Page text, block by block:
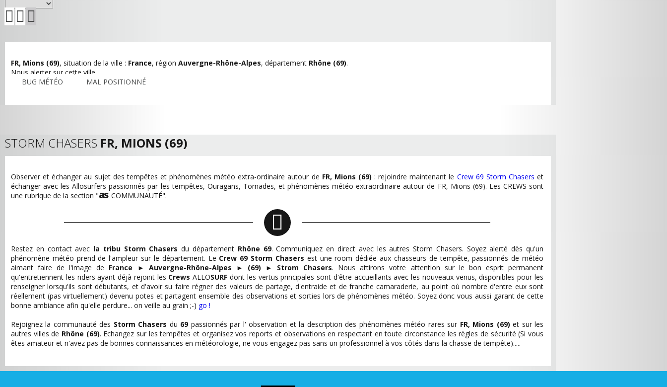
FR, Mions (69), situation de la ville : France, région Auvergne-Rhône-Alpes, département Rhône (69).
Nous alerter sur cette ville
BUG MÉTÉO
MAL POSITIONNÉ
STORM CHASERS FR, MIONS (69)
Observer et échanger au sujet des tempêtes et phénomènes météo extra-ordinaire autour de FR, Mions (69) : rejoindre maintenant le Crew 69 Storm Chasers et
échanger avec les Allosurfers passionnés par les tempêtes, Ouragans, Tornades, et phénomènes météo extraordinaire autour de FR, Mions (69). Les CREWS sont
une rubrique de la section "as COMMUNAUTÉ".
Restez en contact avec la tribu Storm Chasers du département Rhône 69. Communiquez en direct avec les autres Storm Chasers. Soyez alerté dès qu'un
phénomène météo prend de l'ampleur sur le département. Le Crew 69 Storm Chasers est une room dédiée aux chasseurs de tempête, passionnés de météo
aimant faire de l'image de France ► Auvergne-Rhône-Alpes ► (69) ► Strom Chasers. Nous attirons votre attention sur le bon esprit permanent
qu'entretiennent les riders ayant déjà rejoint les Crews ALLOSURF dont les vertus principales sont d'être accueillants avec les nouveaux venus, disponibles pour les
renseigner lorsqu'ils sont débutants, et d'avoir su faire régner des valeurs de partage, d'entraide et de franche camaraderie, au point où nombre d'entre eux sont
réellement (pas virtuellement) devenu potes et partagent ensemble des observations et sorties lors de phénomènes météo. Soyez donc vous aussi garant de cette
bonne ambiance afin qu'elle perdure... on veille au grain ;-) go !
Rejoignez la communauté des Storm Chasers du 69passionnés par l' observation et la description des phénomènes météo rares sur FR, Mions (69) et sur les
autres villes de Rhône (69). Echangez sur les tempêtes et organisez vos reports et observations en respectant en toute circonstance les règles de sécurité (Si vous
êtes amateur et n'avez pas de bonnes connaissances en météorologie, ne vous engagez pas sans un professionnel à vos côtés dans la chasse de tempête).....